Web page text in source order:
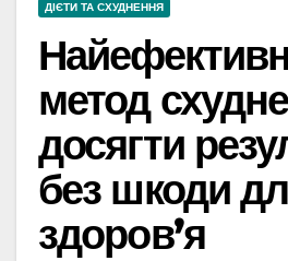
ДІЄТИ ТА СХУДНЕННЯ
метод
досягти
без шкоди
здоров’я